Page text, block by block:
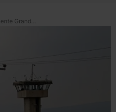
Interno se fuga del penal Puente Grande con documentación falsa